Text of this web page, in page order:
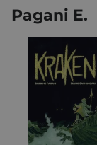
Pagani E.